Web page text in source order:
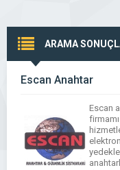
ARAMA
Escan Anahtar
Escan